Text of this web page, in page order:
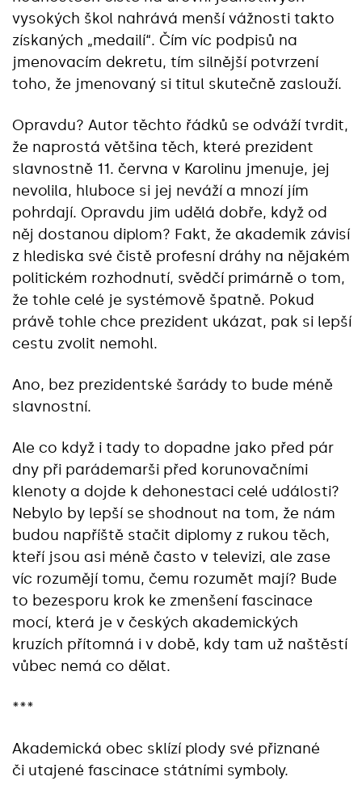
vysokých škol nahrává menší vážnosti takto
získaných „medailí“. Čím víc podpisů na
jmenovacím dekretu, tím silnější potvrzení
toho, že jmenovaný si titul skutečně zaslouží.
Opravdu? Autor těchto řádků se odváží tvrdit,
že naprostá většina těch, které prezident
slavnostně 11. června v Karolinu jmenuje, jej
nevolila, hluboce si jej neváží a mnozí jím
pohrdají. Opravdu jim udělá dobře, když od
něj dostanou diplom? Fakt, že akademik závisí
z hlediska své čistě profesní dráhy na nějakém
politickém rozhodnutí, svědčí primárně o tom,
že tohle celé je systémově špatně. Pokud
právě tohle chce prezident ukázat, pak si lepší
cestu zvolit nemohl.
Ano, bez prezidentské šarády to bude méně
slavnostní.
Ale co když i tady to dopadne jako před pár
dny při parádemarši před korunovačními
klenoty a dojde k dehonestaci celé události?
Nebylo by lepší se shodnout na tom, že nám
budou napříště stačit diplomy z rukou těch,
kteří jsou asi méně často v televizi, ale zase
víc rozumějí tomu, čemu rozumět mají? Bude
to bezesporu krok ke zmenšení fascinace
mocí, která je v českých akademických
kruzích přítomná i v době, kdy tam už naštěstí
vůbec nemá co dělat.
***
Akademická obec sklízí plody své přiznané
či utajené fascinace státními symboly.